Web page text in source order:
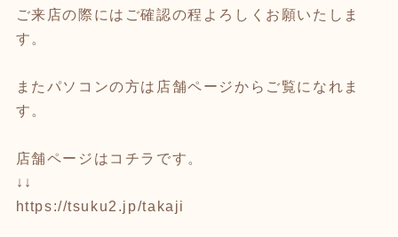
ご来店の際にはご確認の程よろしくお願いたしま
す。
またパソコンの方は店舗ページからご覧になれま
す。
店舗ページはコチラです。
↓↓
https://tsuku2.jp/takaji